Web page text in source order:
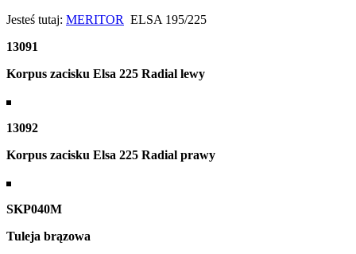
Jesteś tutaj: MERITOR ELSA 195/225
13091
Korpus zacisku Elsa 225 Radial lewy
13092
Korpus zacisku Elsa 225 Radial prawy
SKP040M
Tuleja brązowa